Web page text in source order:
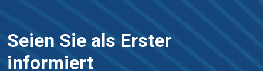
Seien Sie als Erster
informiert